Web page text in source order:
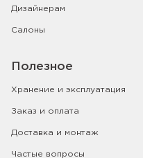
Дизайнерам
Салоны
Полезное
Хранение и эксплуатация
Заказ и оплата
Доставка и монтаж
Частые вопросы